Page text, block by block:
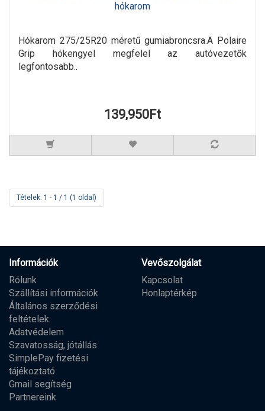
hókarom
Hókarom 275/25R20 méretű gumiabroncsra.A Polaire
Grip hókengyel megfelel az autóvezetők
legfontosabb..
139,950Ft
Tételek: 1 - 1 / 1 (1 oldal)
Információk
Rólunk
Szállítási információk
Általános szerződési
feltételek
Adatvédelem
Szavatosság, jótállás
SimplePay fizetési
tájékoztató
Gmail segítség
Partnereink
Vevőszolgálat
Kapcsolat
Honlaptérkép